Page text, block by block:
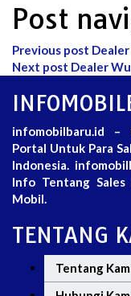
Post
Previous post
Next post Dealer
infomobilbaru.id –
Portal Untuk Para
Indonesia.
Info Tentang
Mobil.
TENTANG
Tentang